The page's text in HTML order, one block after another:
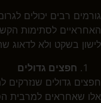
האחראיים לסתימות
לישון בשקט ולא לדאוג
חפצים גדולים
חפצים גדולים
אלו שאחראים למרבית